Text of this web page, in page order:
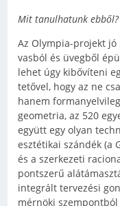
Mit tanulhatunk ebből?
Az Olympia-projekt
vasból és üvegből
lehet úgy kibővíteni
tetővel, hogy az ne
hanem
geometria, az 520
együtt egy olyan
esztétikai szándék (a
és a szerkezeti
pontszerű
integrált tervezési
mérnöki